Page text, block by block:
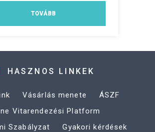
TOVÁBB
HASZNOS LINKEK
Vásárlás menete
ÁSZF
Vitarendezési Platform
Szabályzat
Gyakori kérdések